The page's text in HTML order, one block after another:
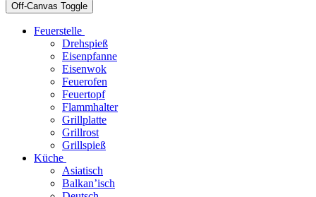
Off-Canvas Toggle
Feuerstelle
Drehspieß
Eisenpfanne
Eisenwok
Feuerofen
Feuertopf
Flammhalter
Grillplatte
Grillrost
Grillspieß
Küche
Asiatisch
Balkan’isch